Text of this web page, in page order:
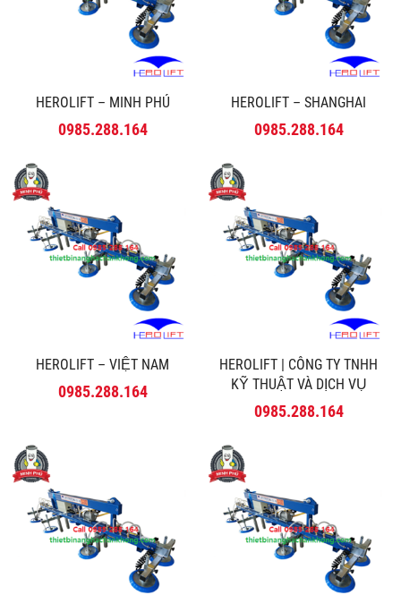
HEROLIFT – MINH PHÚ
0985.288.164
HEROLIFT – SHANGHAI
0985.288.164
HEROLIFT – VIỆT NAM
0985.288.164
HEROLIFT | CÔNG TY TNHH
KỸ THUẬT VÀ DỊCH VỤ
MINH PHÚ
0985.288.164